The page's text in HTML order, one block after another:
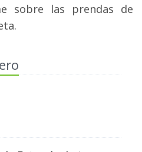
sobre las prendas de